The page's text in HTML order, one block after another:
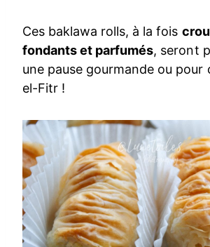
Ces baklawa rolls, à la fois
fondants et parfumés, seront
une pause gourmande ou pour
el-Fitr !